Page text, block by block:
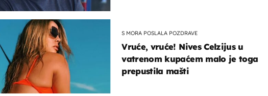
S MORA POSLALA POZDRAVE
Vruće, vruće! Nives Celzijus u
vatrenom kupaćem malo je toga
prepustila mašti